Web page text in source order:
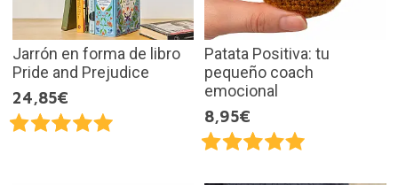
Jarrón en forma de libro
Pride and Prejudice
24,85€
Patata Positiva: tu
pequeño coach
emocional
8,95€